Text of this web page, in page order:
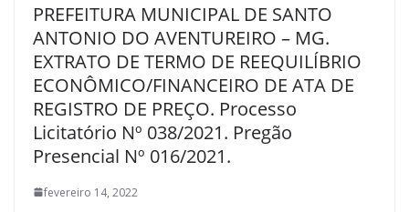
PREFEITURA MUNICIPAL DE SANTO
ANTONIO DO AVENTUREIRO – MG.
EXTRATO DE TERMO DE REEQUILÍBRIO
ECONÔMICO/FINANCEIRO DE ATA DE
REGISTRO DE PREÇO. Processo
Licitatório Nº 038/2021. Pregão
Presencial Nº 016/2021.
fevereiro 14, 2022